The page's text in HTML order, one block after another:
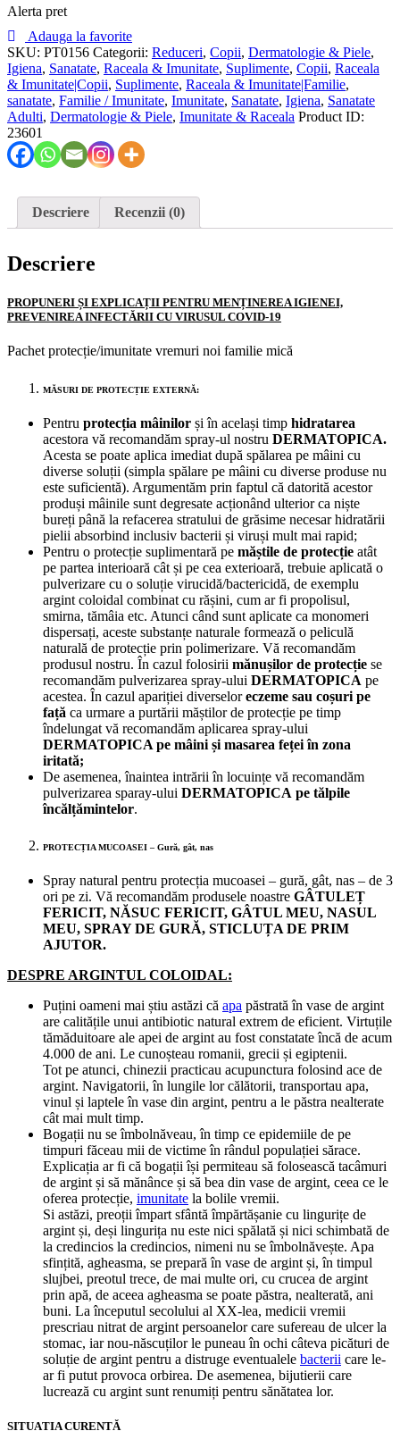
noi
familie
mică
Alerta pret
Adauga la favorite
SKU: PT0156 Categorii: Reduceri, Copii, Dermatologie & Piele,
Igiena, Sanatate, Raceala & Imunitate, Suplimente, Copii, Raceala
& Imunitate|Copii, Suplimente, Raceala & Imunitate|Familie,
sanatate, Familie / Imunitate, Imunitate, Sanatate, Igiena, Sanatate
Adulti, Dermatologie & Piele, Imunitate & Raceala Product ID:
23601
Descriere Recenzii (0)
Descriere
PROPUNERI ȘI EXPLICAȚII PENTRU MENȚINEREA IGIENEI,
PREVENIREA INFECTĂRII CU VIRUSUL COVID-19
Pachet protecție/imunitate vremuri noi familie mică
MĂSURI DE PROTECȚIE EXTERNĂ:
Pentru protecția mâinilor și în același timp hidratarea
acestora vă recomandăm spray-ul nostru DERMATOPICA.
Acesta se poate aplica imediat după spălarea pe mâini cu
diverse soluții (simpla spălare pe mâini cu diverse produse nu
este suficientă). Argumentăm prin faptul că datorită acestor
produși mâinile sunt degresate acționând ulterior ca niște
bureți până la refacerea stratului de grăsime necesar hidratării
pielii absorbind inclusiv bacterii și viruși mult mai rapid;
Pentru o protecție suplimentară pe măștile de protecție atât
pe partea interioară cât și pe cea exterioară, trebuie aplicată o
pulverizare cu o soluție virucidă/bactericidă, de exemplu
argint coloidal combinat cu rășini, cum ar fi propolisul,
smirna, tămâia etc. Atunci când sunt aplicate ca monomeri
dispersați, aceste substanțe naturale formează o peliculă
naturală de protecție prin polimerizare. Vă recomandăm
produsul nostru. În cazul folosirii mănușilor de protecție se
recomandăm pulverizarea spray-ului DERMATOPICA pe
acestea. În cazul apariției diverseloreczeme sau coșuri pe
față ca urmare a purtării măștilor de protecție pe timp
îndelungat vă recomandăm aplicarea spray-ului
DERMATOPICA pe mâini și masarea feței în zona
iritată;
De asemenea, înaintea intrării în locuințe vă recomandăm
pulverizarea sparay-ului DERMATOPICA pe tălpile
încălțămintelor.
PROTECȚIA MUCOASEI – Gură, gât, nas
Spray natural pentru protecția mucoasei – gură, gât, nas – de 3
ori pe zi. Vă recomandăm produsele noastre GÂTULEȚ
FERICIT, NĂSUC FERICIT, GÂTUL MEU, NASUL
MEU, SPRAY DE GURĂ, STICLUȚA DE PRIM
AJUTOR.
DESPRE ARGINTUL COLOIDAL:
Puțini oameni mai știu astăzi că apa păstrată în vase de argint
are calitățile unui antibiotic natural extrem de eficient. Virtuțile
tămăduitoare ale apei de argint au fost constatate încă de acum
4.000 de ani. Le cunoșteau romanii, grecii și egiptenii.
Tot pe atunci, chinezii practicau acupunctura folosind ace de
argint. Navigatorii, în lungile lor călătorii, transportau apa,
vinul și laptele în vase din argint, pentru a le păstra nealterate
cât mai mult timp.
Bogații nu se îmbolnăveau, în timp ce epidemiile de pe
timpuri făceau mii de victime în rândul populației sărace.
Explicația ar fi că bogații își permiteau să folosească tacâmuri
de argint și să mănânce și să bea din vase de argint, ceea ce le
oferea protecție, imunitate la bolile vremii.
Si astăzi, preoții împart sfântă împărtășanie cu lingurițe de
argint și, deși lingurița nu este nici spălată și nici schimbată de
la credincios la credincios, nimeni nu se îmbolnăvește. Apa
sfințită, agheasma, se prepară în vase de argint și, în timpul
slujbei, preotul trece, de mai multe ori, cu crucea de argint
prin apă, de aceea agheasma se poate păstra, nealterată, ani
buni. La începutul secolului al XX-lea, medicii vremii
prescriau nitrat de argint persoanelor care sufereau de ulcer la
stomac, iar nou-născuților le puneau în ochi câteva picături de
soluție de argint pentru a distruge eventualele bacterii care le-
ar fi putut provoca orbirea. De asemenea, bijutierii care
lucrează cu argint sunt renumiți pentru sănătatea lor.
SITUAȚIA CURENTĂ